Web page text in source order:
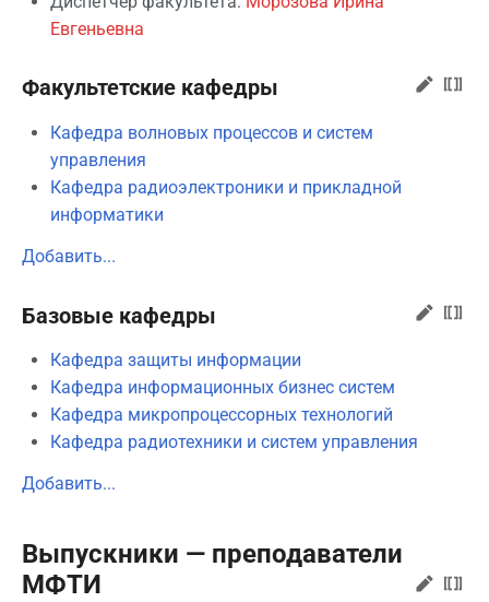
Евгеньевна
Факультетские кафедры
Кафедра волновых процессов и систем
управления
Кафедра радиоэлектроники и прикладной
информатики
Добавить...
Базовые кафедры
Кафедра защиты информации
Кафедра информационных бизнес систем
Кафедра микропроцессорных технологий
Кафедра радиотехники и систем управления
Добавить...
Выпускники — преподаватели
МФТИ